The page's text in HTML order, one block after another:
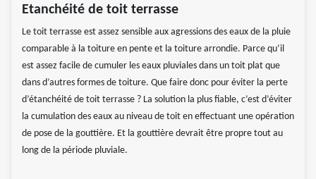
Etanchéité de toit terrasse
Le toit terrasse est assez sensible aux agressions des eaux de la pluie
comparable à la toiture en pente et la toiture arrondie. Parce qu’il
est assez facile de cumuler les eaux pluviales dans un toit plat que
dans d’autres formes de toiture. Que faire donc pour éviter la perte
d’étanchéité de toit terrasse ? La solution la plus fiable, c’est d’éviter
la cumulation des eaux au niveau de toit en effectuant une opération
de pose de la gouttière. Et la gouttière devrait être propre tout au
long de la période pluviale.